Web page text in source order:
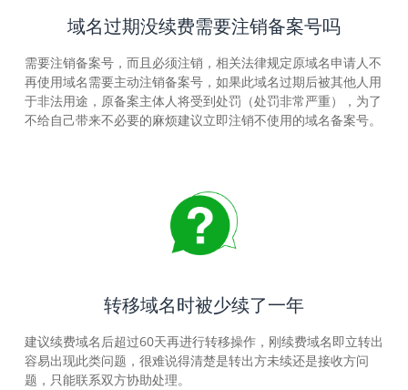
域名过期没续费需要注销备案号吗
需要注销备案号，而且必须注销，相关法律规定原域名申请人不
再使用域名需要主动注销备案号，如果此域名过期后被其他人用
于非法用途，原备案主体人将受到处罚（处罚非常严重），为了
不给自己带来不必要的麻烦建议立即注销不使用的域名备案号。
转移域名时被少续了一年
建议续费域名后超过60天再进行转移操作，刚续费域名即立转出
容易出现此类问题，很难说得清楚是转出方未续还是接收方问
题，只能联系双方协助处理。